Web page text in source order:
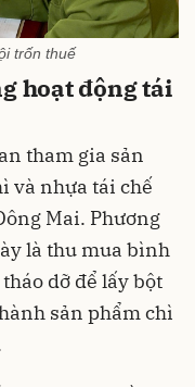
trốn thuế
hoạt động tái
tham gia sản
và nhựa tái chế
Mai. Phương
là thu mua bình
dỡ để lấy bột
sản phẩm chì